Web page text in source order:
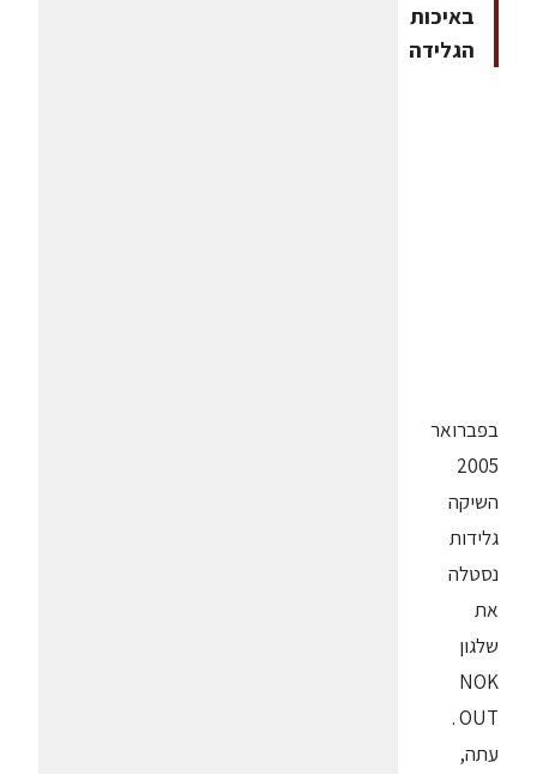
באיכות
הגלידה
בפברואר
2005
השיקה
גלידות
נסטלה
את
שלגון
NOK
OUT .
עתה,